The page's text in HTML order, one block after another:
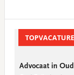
Sidebar
Advocaat in